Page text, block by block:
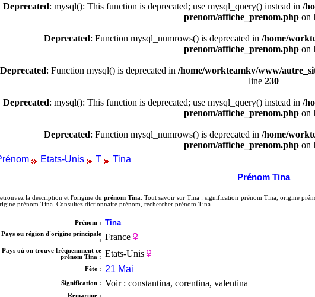
Deprecated: mysql(): This function is deprecated; use mysql_query() instead in /
prenom/affiche_prenom.phpon
Deprecated: Function mysql_numrows() is deprecated in /home/
prenom/affiche_prenom.phpon
Deprecated: Function mysql() is deprecated in /home/workteamkv/www/
line 230
Deprecated: mysql(): This function is deprecated; use mysql_query() instead in /
prenom/affiche_prenom.phpon
Deprecated: Function mysql_numrows() is deprecated in /home/
prenom/affiche_prenom.phpon
Etats-Unis T Tina
Prénom Tina
la description et l'origine duprénom Tina
. Tout savoir sur Tina : signification prénom Tina, origine
prénom Tina. Consultez dictionnaire prénom, rechercher prénom Tina.
Prénom : Tina
Pays ou région d'origine principale
:
France
Pays où on trouve fréquemment ce
prénom Tina :
Etats-Unis
Fête : 21 Mai
Signification : Voir : constantina, corentina, valentina
Remarque :